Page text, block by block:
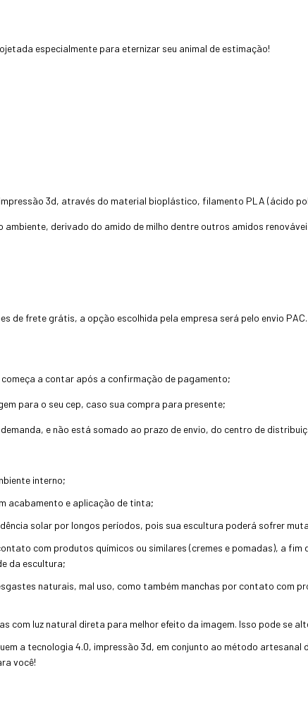
especialmente para eternizar seu animal de estimação!
3d, através do material bioplástico, filamento PLA (ácido
derivado do amido de milho dentre outros amidos
de frete grátis, a opção escolhida pela empresa será pelo envio PAC.
a contar após a confirmação de pagamento;
para o seu cep, caso sua compra para presente;
e não está somado ao prazo de envio, do centro de
interno;
acabamento e aplicação de tinta;
solar por longos períodos, pois sua escultura poderá sofrer
com produtos químicos ou similares (cremes e pomadas), a
da escultura;
naturais, mal uso, como também manchas por contato com
com luz natural direta para melhor efeito da imagem. Isso pode se
a tecnologia 4.0, impressão 3d, em conjunto ao método
você!